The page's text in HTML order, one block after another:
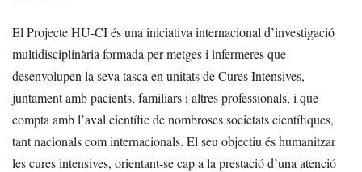
El Projecte HU-CI és una iniciativa internacional d’investigació
multidisciplinària formada per metges i infermeres que
desenvolupen la seva tasca en unitats de Cures Intensives,
juntament amb pacients, familiars i altres professionals, i que
compta amb l’aval científic de nombroses societats científiques,
tant nacionals com internacionals. El seu objectiu és humanitzar
les cures intensives, orientant-se cap a la prestació d’una atenció